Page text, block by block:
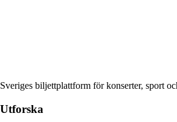
Sveriges biljettplattform för konserter, sport
Utforska